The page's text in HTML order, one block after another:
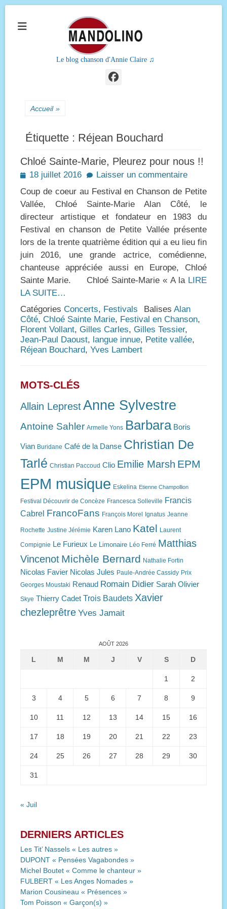
Le blog chanson d'Annie Claire ♫
Facebook
Accueil »
Étiquette : Réjean Bouchard
Chloé Sainte-Marie, Pleurez pour nous !!
Posted
18 juillet 2016
Laisser un commentaire
Coup de coeur au Festival en Chanson de Petite
Vallée, Chloé Sainte-Marie Alan Côté, le
directeur artistique et fondateur en 1983 du
Festival en chanson de Petite Vallée présente
lors de la trente quatrième édition qui a eu lieu fin
juin 2016, une grande actrice, comédienne,
chanteuse appréciée aussi en Europe, Chloé
Sainte Marie. Chloé Sainte-Marie « A la LIRE
LA SUITE…
Catégories Concerts, Festivals Balises Alan
Côté, Chloé Sainte Marie, Festival en Chanson,
Florent Vollant, Gilles Carles, Gilles Tessier,
Jean-Paul Daoust, langue innue, Petite vallée,
Réjean Bouchard, Yves Lambert
MOTS-CLÉS
Allain LeprestAnne Sylvestre
Antoine Sahler Armelle Yons Barbara Boris
Vian Buridane Café de la Danse Christian De
Tarlé Christian Paccoud Clio Emilie Marsh EPM
EPM musique Eskelina Etienne Champollion
Festival Découvrir de Concèze Francesca Solleville Francis
Cabrel FrancoFans François Morel Ignatus Jeanne
Rochette Justine Jérémie Karen Lano Katel Laurent
Compignie Le Furieux Le Limonaire Léo Ferré Matthias
Vincenot Michèle Bernard Nathalie Fortin
Nicolas Favier Nicolas Jules Paule-Andrée Cassidy Prix
Georges Moustaki Renaud Romain Didier Sarah Olivier
Skye Thierry Cadet Trois Baudets Xavier
chezleprêtre Yves Jamait
AOÛT 2026
L M M J V S D
1 2
3 4 5 6 7 8 9
10 11 12 13 14 15 16
17 18 19 20 21 22 23
24 25 26 27 28 29 30
31
« Juil
DERNIERS ARTICLES
Les Tit’ Nassels « Les autres »
DUPONT « Pensées Vagabondes »
Michel Boutet « Comme le chanteur »
FULBERT « Les Anges Nomades »
Marion Cousineau « Présences »
Tom Poisson « Garçon(s) »